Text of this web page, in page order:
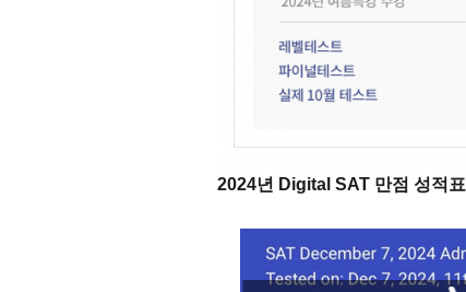
2024년 Digital SAT 만점 성적표